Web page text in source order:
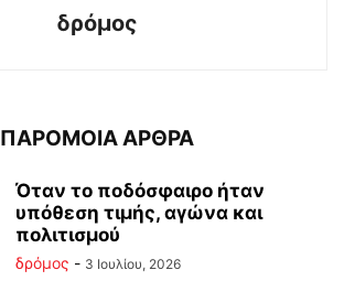
δρόμος
ΠΑΡΟΜΟΙΑ ΑΡΘΡΑ
Όταν το ποδόσφαιρο ήταν
υπόθεση τιμής, αγώνα και
πολιτισμού
δρόμος - 3 Ιουλίου, 2026